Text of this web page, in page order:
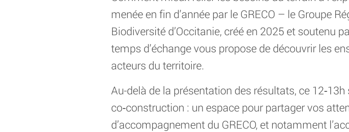
menée en fin d’année par le GRECO – le Groupe
Biodiversité d’Occitanie, créé en 2025 et soutenu
temps d’échange vous propose de découvrir les
acteurs du territoire.
Au-delà de la présentation des résultats, ce
co‑construction : un espace pour partager vos
d’accompagnement du GRECO, et notamment